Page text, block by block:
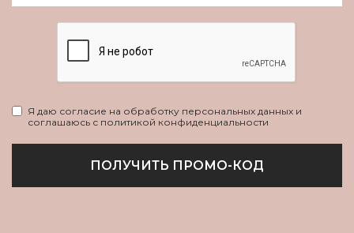
Я даю согласие на обработку персональных данных и
соглашаюсь с политикой конфиденциальности
ПОЛУЧИТЬ ПРОМО-КОД